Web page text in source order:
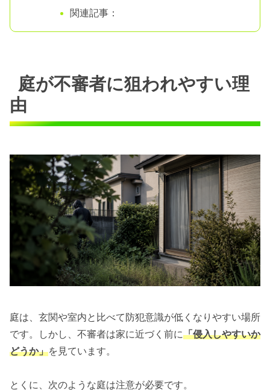
関連記事：
庭が不審者に狙われやすい理
由
庭は、玄関や室内と比べて防犯意識が低くなりやすい場所
です。しかし、不審者は家に近づく前に「侵入しやすいか
どうか」を見ています。
とくに、次のような庭は注意が必要です。